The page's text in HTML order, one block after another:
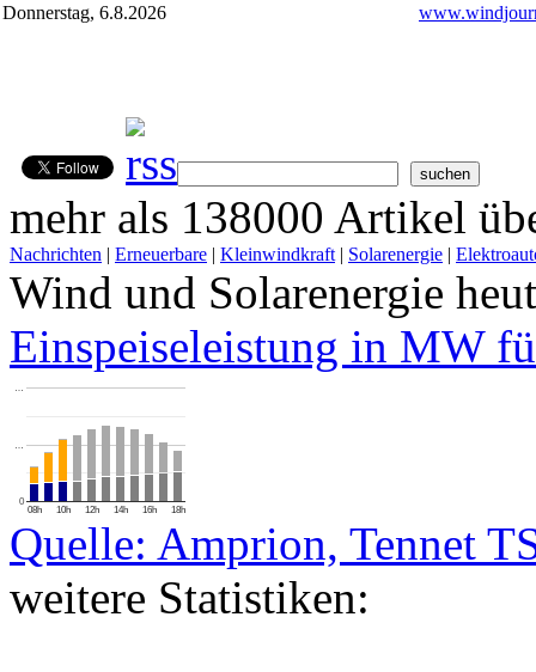
Donnerstag, 6.8.2026
mehr als 138000 Artikel
Nachrichten | Erneuerbare | Kleinwindkraft | Solarenergie |
Wind und Solarenergie
Einspeiseleistung in MW
08h 10h 12h 14h 16h 18h
0
…
…
Quelle: Amprion, Tennet
weitere Statistiken: